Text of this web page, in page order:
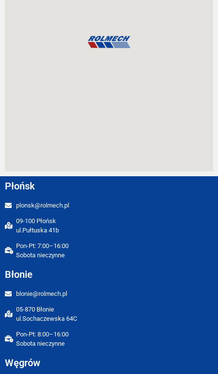
Płońsk
plonsk@rolmech.pl
09-100 Płońsk
ul.Pułtuska 41b
Pon-Pt: 7:00–16:00
Sobota nieczynne
Błonie
blonie@rolmech.pl
05-870 Błonie
ul.Sochaczewska 64C
Pon-Pt: 8:00–16:00
Sobota nieczynne
Węgrów